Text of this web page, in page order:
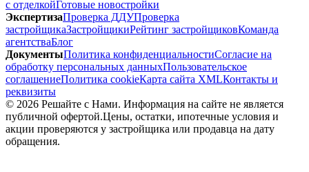
с отделкойГотовые новостройки
ЭкспертизаПроверка ДДУПроверка
застройщикаЗастройщикиРейтинг застройщиковКоманда
агентстваБлог
ДокументыПолитика конфиденциальностиСогласие на
обработку персональных данныхПользовательское
соглашениеПолитика cookieКарта сайта XMLКонтакты и
реквизиты
© 2026 Решайте с Нами. Информация на сайте не является
публичной офертой.Цены, остатки, ипотечные условия и
акции проверяются у застройщика или продавца на дату
обращения.